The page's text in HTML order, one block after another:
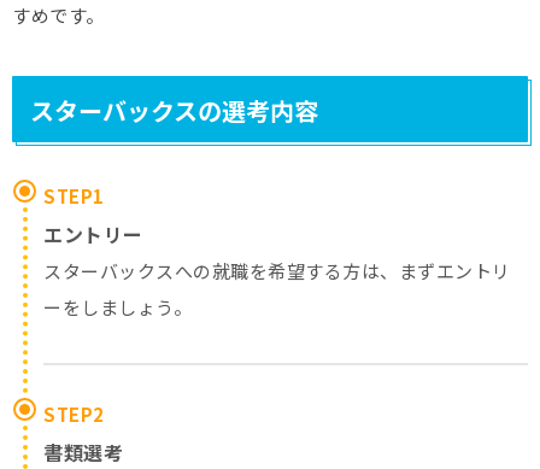
すめです。
スターバックスの選考内容
STEP1
エントリー
スターバックスへの就職を希望する方は、まずエントリ
ーをしましょう。
STEP2
書類選考